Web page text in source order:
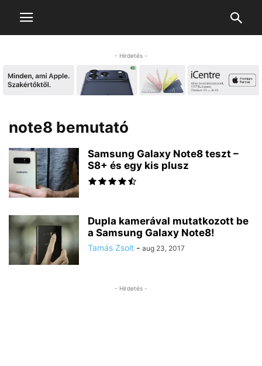
- Hirdetés -
note8 bemutató
Samsung Galaxy Note8 teszt –
S8+ és egy kis plusz
Dupla kamerával mutatkozott be
a Samsung Galaxy Note8!
Tamás Zsolt - aug 23, 2017
- Hirdetés -